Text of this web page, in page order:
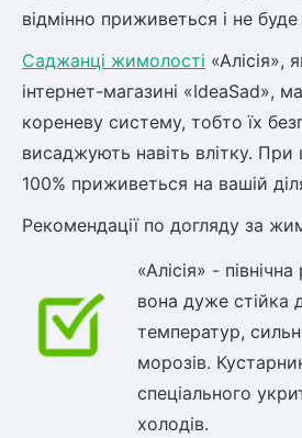
відмінно приживеться і не буде
Саджанці жимолості «Алісія»,
інтернет-магазині «IdeaSad»,
кореневу систему, тобто їх
висаджують навіть влітку.
100% приживеться на вашій
Рекомендації по догляду за
«Алісія» -
вона дуже стійка
температур,
морозів.
спеціального
холодів.